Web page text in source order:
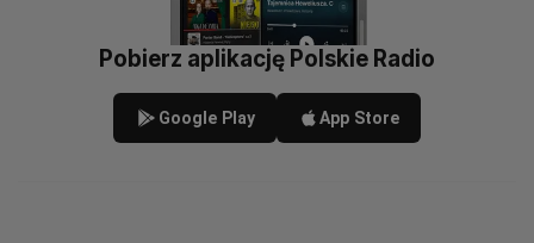
Pobierz aplikację Polskie Radio
Google Play App Store